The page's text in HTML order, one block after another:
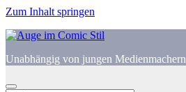
Zum Inhalt springen
Unabhängig von jungen Medienmachern